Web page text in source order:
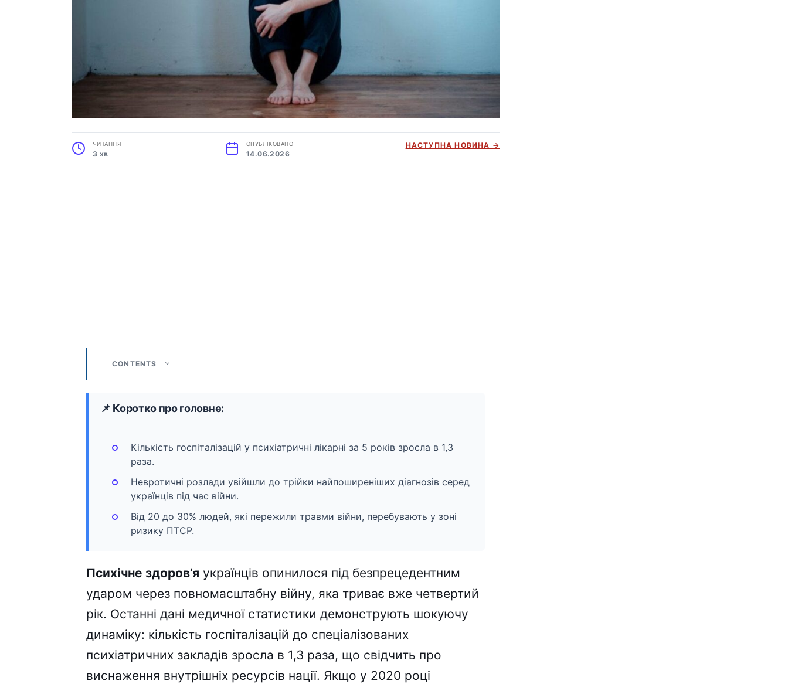
ЧИТАННЯ
3 хв
ОПУБЛІКОВАНО
14.06.2026
НАСТУПНА НОВИНА →
CONTENTS
📌 Коротко про головне:
Кількість госпіталізацій у психіатричні лікарні за 5 років зросла в 1,3
раза.
Невротичні розлади увійшли до трійки найпоширеніших діагнозів серед
українців під час війни.
Від 20 до 30% людей, які пережили травми війни, перебувають у зоні
ризику ПТСР.
Психічне здоров’я українців опинилося під безпрецедентним
ударом через повномасштабну війну, яка триває вже четвертий
рік. Останні дані медичної статистики демонструють шокуючу
динаміку: кількість госпіталізацій до спеціалізованих
психіатричних закладів зросла в 1,3 раза, що свідчить про
виснаження внутрішніх ресурсів нації. Якщо у 2020 році